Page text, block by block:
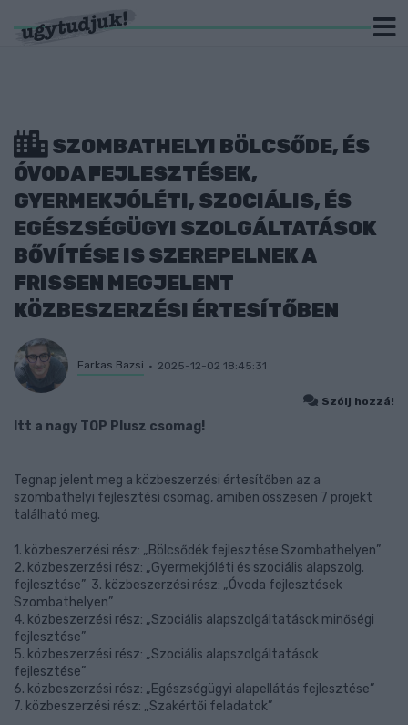
SZOMBATHELYI BÖLCSŐDE, ÉS
ÓVODA FEJLESZTÉSEK,
GYERMEKJÓLÉTI, SZOCIÁLIS, ÉS
EGÉSZSÉGÜGYI SZOLGÁLTATÁSOK
BŐVÍTÉSE IS SZEREPELNEK A
FRISSEN MEGJELENT
KÖZBESZERZÉSI ÉRTESÍTŐBEN
Farkas Bazsi 2025-12-02 18:45:31
Szólj hozzá!
Itt a nagy TOP Plusz csomag!
Tegnap jelent meg a közbeszerzési értesítőben az a
szombathelyi fejlesztési csomag, amiben összesen 7 projekt
található meg.
1. közbeszerzési rész: „Bölcsődék fejlesztése Szombathelyen”
2. közbeszerzési rész: „Gyermekjóléti és szociális alapszolg.
fejlesztése” 3. közbeszerzési rész: „Óvoda fejlesztések
Szombathelyen”
4. közbeszerzési rész: „Szociális alapszolgáltatások minőségi
fejlesztése”
5. közbeszerzési rész: „Szociális alapszolgáltatások
fejlesztése”
6. közbeszerzési rész: „Egészségügyi alapellátás fejlesztése”
7. közbeszerzési rész: „Szakértői feladatok”